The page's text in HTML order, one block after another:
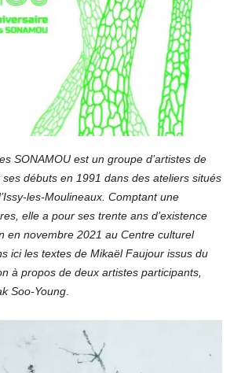
SONAMOU est un groupe d’artistes de
débuts en 1991 dans des ateliers situés
les-Moulineaux. Comptant une
elle a pour ses trente ans d’existence
en novembre 2021 au Centre culturel
ici les textes de Mikaël Faujour issus du
à propos de deux artistes participants,
Soo-Young.